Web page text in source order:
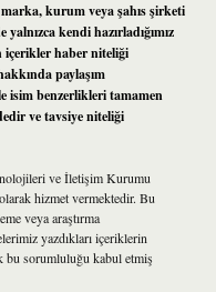
kurum veya şahıs şirketi
kendi hazırladığımız
içerikler haber niteliği
paylaşım
isim benzerlikleri tamamen
ve tavsiye niteliği
ve İletişim Kurumu
hizmet vermektedir. Bu
veya araştırma
yazdıkları içeriklerin
bu sorumluluğu kabul etmiş